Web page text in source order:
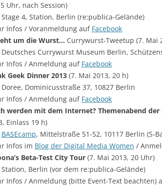
Uhr, nach Session)
4, Station, Berlin (re:publica-Gelände)
Infos / Voranmeldung auf Facebook
um die Wurst… Currywurst-Tweetup (7. Mai
Currywurst Museum Berlin,
Infos / Anmeldung auf Facebook
Geek Dinner 2013 (7. Mai 2013, 20 h)
Dominicusstraße 37, 10827 Berlin
Infos / Anmeldung auf Facebook
werden mit dem Internet? Themenabend
Einlass 19 h)
BASEcamp, Mittelstraße 51-52, 10117 Berlin (S-
Infos im Blog der Digital Media Women /
Beta-Test City Tour (7. Mai 2013, 20 Uhr)
Berlin (vor dem re:publica-Gelände)
Infos / Anmeldung (bitte Event-Text beachten)